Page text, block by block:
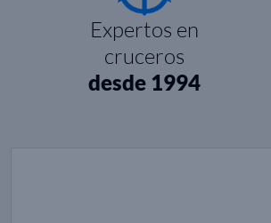
Expertos en
cruceros
desde 1994